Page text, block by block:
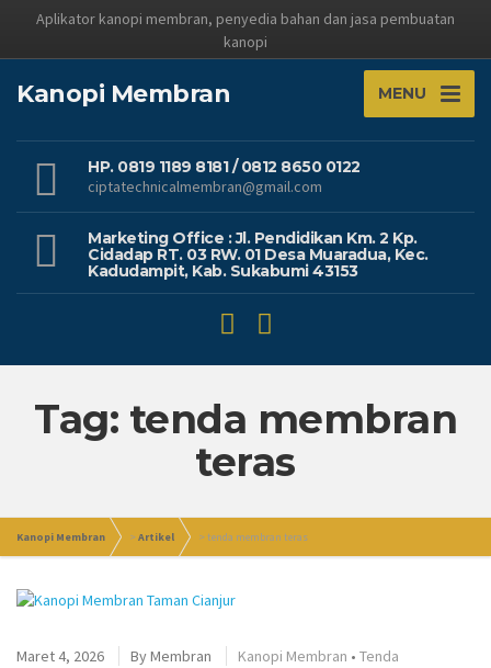
Aplikator kanopi membran, penyedia bahan dan jasa pembuatan
kanopi
Kanopi Membran MENU
HP. 0819 1189 8181 / 0812 8650 0122
ciptatechnicalmembran@gmail.com
Marketing Office : Jl. Pendidikan Km. 2 Kp.
Cidadap RT. 03 RW. 01 Desa Muaradua, Kec.
Kadudampit, Kab. Sukabumi 43153
Tag: tenda membran
teras
Kanopi Membran >Artikel >tenda membran teras
Maret 4, 2026 ByMembran Kanopi Membran • Tenda